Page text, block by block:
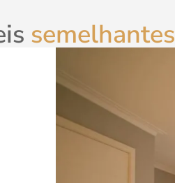
semelhantes